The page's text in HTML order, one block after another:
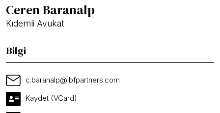
Ceren Baranalp
Kıdemli Avukat
Bilgi
c.baranalp@lbfpartners.com
Kaydet (VCard)